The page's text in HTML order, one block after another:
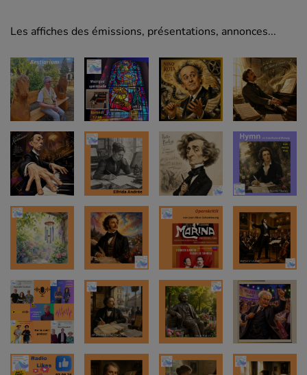
Les affiches des émissions, présentations, annonces...